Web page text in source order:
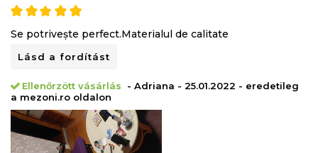
Se potrivește perfect.Materialul de calitate
Lásd a fordítást
Ellenőrzött vásárlás
- Adriana - 25.01.2022 - eredetileg
a mezoni.ro oldalon